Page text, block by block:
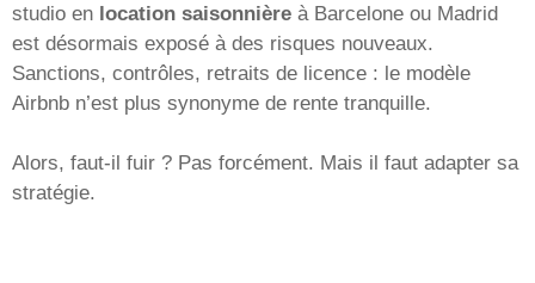
studio en location saisonnière à Barcelone ou Madrid
est désormais exposé à des risques nouveaux.
Sanctions, contrôles, retraits de licence : le modèle
Airbnb n’est plus synonyme de rente tranquille.
Alors, faut-il fuir ? Pas forcément. Mais il faut adapter sa
stratégie.